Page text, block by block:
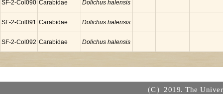
SF-2-Col090 Carabidae Dolichus halensis
SF-2-Col091 Carabidae Dolichus halensis
SF-2-Col092 Carabidae Dolichus halensis
（C）2019. The